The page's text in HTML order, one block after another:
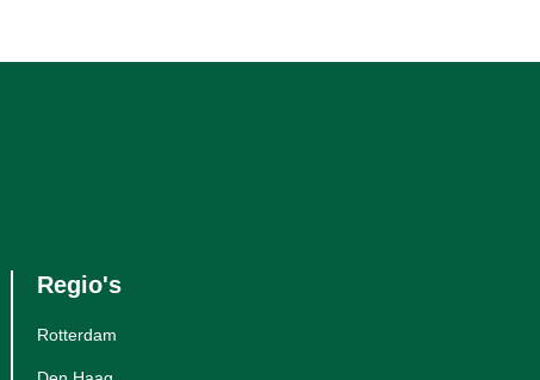
Regio's
Rotterdam